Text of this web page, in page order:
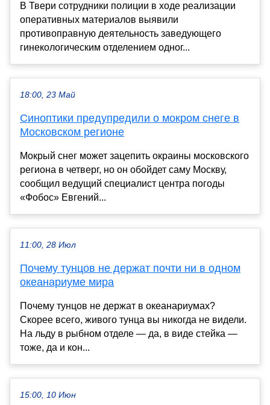
В Твери сотрудники полиции в ходе реализации
оперативных материалов выявили
противоправную деятельность заведующего
гинекологическим отделением одног...
18:00, 23 Май
Синоптики предупредили о мокром снеге в
Московском регионе
Мокрый снег может зацепить окраины московского
региона в четверг, но он обойдет саму Москву,
сообщил ведущий специалист центра погоды
«Фобос» Евгений...
11:00, 28 Июл
Почему тунцов не держат почти ни в одном
океанариуме мира
Почему тунцов не держат в океанариумах?
Скорее всего, живого тунца вы никогда не видели.
На льду в рыбном отделе — да, в виде стейка —
тоже, да и кон...
15:00, 10 Июн